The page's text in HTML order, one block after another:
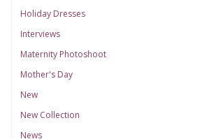
Holiday Dresses
Interviews
Maternity Photoshoot
Mother's Day
New
New Collection
News